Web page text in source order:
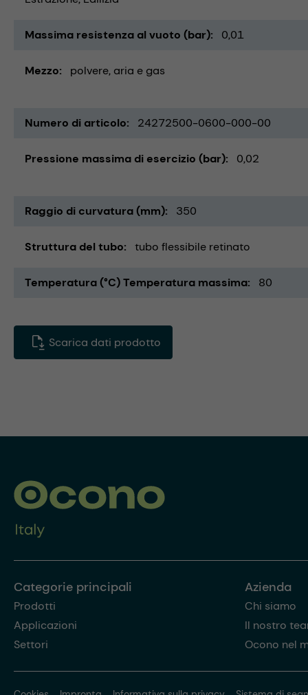
Massima resistenza al vuoto (bar) 0,01
Mezzo polvere aria e gas
Numero di articolo 24272500-0600-000-00
Pressione massima di esercizio (bar) 0,02
Raggio di curvatura (mm) 350
Struttura del tubo tubo flessibile retinato
Temperatura (°C) Temperatura massima 80
Scarica dati prodotto
Categorie principali
Prodotti
Applicazioni
Settori
Azienda
Chi siamo
Il nostro
Ocono nel